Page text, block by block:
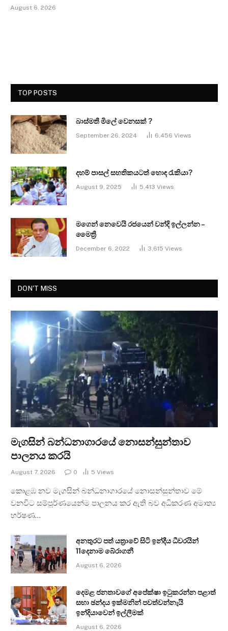
August 6, 2026
TOP POSTS
බාස්මතී මිලේ වෙනසක් ?
September 26, 2024 6,456 Views
දහම් පාසල් සහතිකයටත් හොඳ රැකියා?
August 9, 2025 5,413 Views
මගෙන් නෙවෙයි රජයෙන් වන්දි ඉල්ලන්න –
මෛත්‍රී
December 6, 2022 3,615 Views
DON'T MISS
මැගසින් බන්ධනාගාරයේ නොසන්සුන්තාව
පාලනය කරයි
August 7, 2026 0 5 Views
කොළඹ නව මැගසින් බන්ධනාගාරයේ නොසන්සුන්තාව මේ
වනවිට සම්පූර්ණයෙන්ම පාලනය කර ඇති බව අධිකරණ අමාත්‍ය
හර්ෂණ…
අනතුරට පත් යත්‍රාවේ සිටි ඉන්දීය ධීවරයින්
11දෙනාම බේරාගනී
August 6, 2026
දෙමළ ජනතාවගේ අපේක්ෂා ඉටුකරන්න පළාත්
සභා ඡන්දය ඉක්මනින් පවත්වන්නැයි
ඉන්දියාවෙන් ඉල්ලීමක්
August 6, 2026